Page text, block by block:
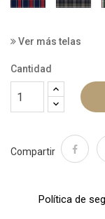
Ver más telas
Cantidad
Compartir
Política de